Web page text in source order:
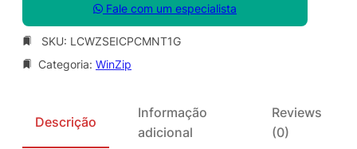
Fale com um especialista
SKU: LCWZSEICPCMNT1G
Categoria: WinZip
Descrição
Informação
adicional
Reviews
(0)